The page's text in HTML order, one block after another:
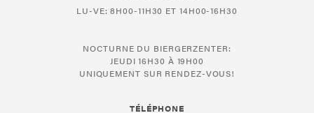
LU-VE: 8H00-11H30 ET 14H00-16H30
NOCTURNE DU BIERGERZENTER:
JEUDI 16H30 À 19H00
UNIQUEMENT SUR RENDEZ-VOUS!
TÉLÉPHONE